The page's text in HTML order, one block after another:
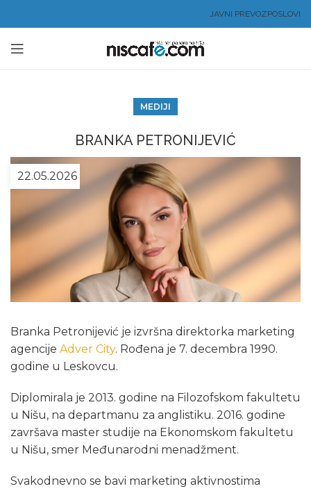
JAVNI PREVOZPOSLOVI
MEDIJI
BRANKA PETRONIJEVIĆ
22.05.2026
Branka Petronijević je izvršna direktorka marketing
agencije Adver City. Rođena je 7. decembra 1990.
godine u Leskovcu.
Diplomirala je 2013. godine na Filozofskom fakultetu
u Nišu, na departmanu za anglistiku. 2016. godine
završava master studije na Ekonomskom fakultetu
u Nišu, smer Međunarodni menadžment.
Svakodnevno se bavi marketing aktivnostima